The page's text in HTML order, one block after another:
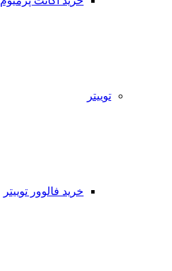
توییتر
خرید فالوور توییتر